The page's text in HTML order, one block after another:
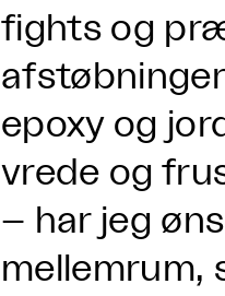
fights og
epoxy og
vrede og
– har jeg
mellemrum,